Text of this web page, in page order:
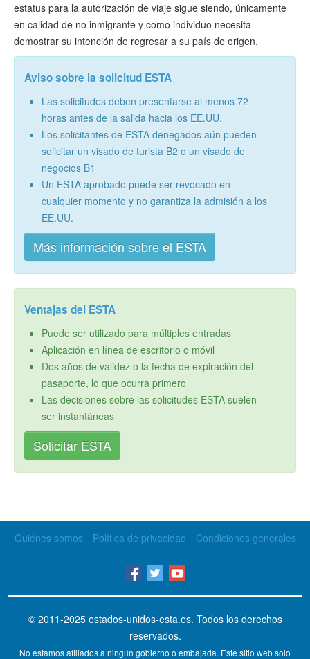
estatus para la autorización de viaje sigue siendo, únicamente
en calidad de no inmigrante y como individuo necesita
demostrar su intención de regresar a su país de origen.
Aviso sobre la solicitud ESTA
Las solicitudes deben presentarse al menos 72
horas antes de la salida hacia los EE.UU.
Los solicitantes de ESTA denegados aún pueden
solicitar un visado de turista B2 o un visado de
negocios B1
Un ESTA aprobado puede ser revocado en
cualquier momento y no garantiza la admisión a los
EE.UU.
Más información sobre el ESTA
Ventajas del ESTA
Puede ser utilizado para múltiples entradas
Aplicación en línea de escritorio o móvil
Dos años de validez o la fecha de expiración del
pasaporte, lo que ocurra primero
Las decisiones sobre las solicitudes ESTA suelen
ser instantáneas
Solicitar ESTA
Quiénes somos Política de privacidad Condiciones generales
© 2011-2025 estados-unidos-esta.es. Todos los derechos
reservados.
No estamos afiliados a ningún gobierno o embajada. Este sitio web solo